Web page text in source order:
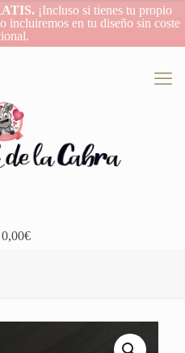
¡Incluso si tienes tu propio
incluiremos en tu diseño sin coste
0,00€